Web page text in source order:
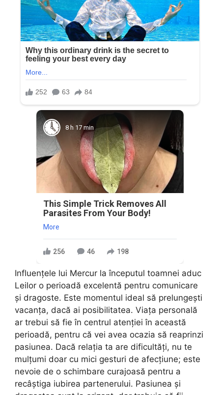
8 h 17 min
This Simple Trick Removes All
Parasites From Your Body!
More
256 46 198
Influențele lui Mercur la începutul toamnei aduc
Leilor o perioadă excelentă pentru comunicare
și dragoste. Este momentul ideal să prelungești
vacanța, dacă ai posibilitatea. Viața personală
ar trebui să fie în centrul atenției în această
perioadă, pentru că vei avea ocazia să reaprinzi
pasiunea. Dacă relația ta are dificultăți, nu te
mulțumi doar cu mici gesturi de afecțiune; este
nevoie de o schimbare curajoasă pentru a
recâștiga iubirea partenerului. Pasiunea și